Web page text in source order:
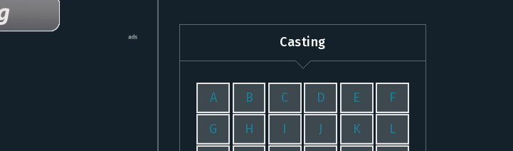
Casting
A B C D E F
G H I J K L